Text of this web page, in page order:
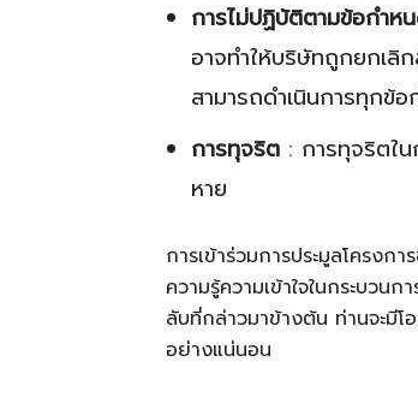
การไม่ปฏิบัติตามข้อกำห
อาจทำให้บริษัทถูกยกเลิ
สามารถดำเนินการทุกข้
การทุจริต : การทุจริตใ
หาย
การเข้าร่วมการประมูลโครงก
ความรู้ความเข้าใจในกระบว
ลับที่กล่าวมาข้างต้น ท่านจะมีโอ
อย่างแน่นอน